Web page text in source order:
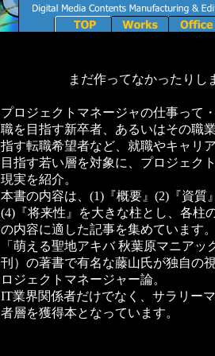
まだ作ってなかったりし
プロジェクトマネージャの仕事って
職を目指す新卒者、あるいはその職
指す転職希望者など、就職やキャリ
目指す若い層を対象に、プロジェク
現実を紹介。
本書の内容は、(1)『概要』(2)『資質
(4)『将来性』を大きな柱とし、各柱
の内容に適した記事を集めています。
「萌える聖地アキバ 秋葉原マニアッ
刊）の著書で有名な藤山氏が独自の
ロジェクトマネージャー論。
IT業界関係者だけでなく、サラリー
者層を獲得本となっています。